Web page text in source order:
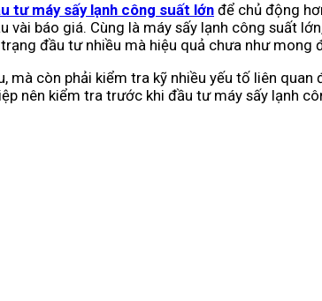
tư máy sấy lạnh công suất lớn để chủ động
báo giá. Cùng là máy sấy lạnh công suất
đầu tư nhiều mà hiệu quả chưa như mong
còn phải kiểm tra kỹ nhiều yếu tố liên
nên kiểm tra trước khi đầu tư máy sấy lạnh